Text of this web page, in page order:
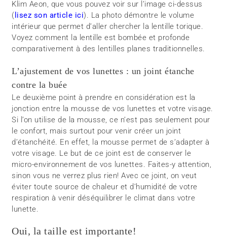
Klim Aeon, que vous pouvez voir sur l’image ci-dessus
( lisez son article ici). La photo démontre le volume
intérieur que permet d’aller chercher la lentille torique.
Voyez comment la lentille est bombée et profonde
comparativement à des lentilles planes traditionnelles.
L’ajustement de vos lunettes : un joint étanche
contre la buée
Le deuxième point à prendre en considération est la
jonction entre la mousse de vos lunettes et votre visage.
Si l’on utilise de la mousse, ce n’est pas seulement pour
le confort, mais surtout pour venir créer un joint
d’étanchéité. En effet, la mousse permet de s’adapter à
votre visage. Le but de ce joint est de conserver le
micro-environnement de vos lunettes. Faites-y attention,
sinon vous ne verrez plus rien! Avec ce joint, on veut
éviter toute source de chaleur et d’humidité de votre
respiration à venir déséquilibrer le climat dans votre
lunette.
Oui, la taille est importante!